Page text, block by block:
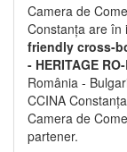
Camera de
Constanța are în
friendly cross-
- HERITAGE
România -
CCINA
Camera de
partener.